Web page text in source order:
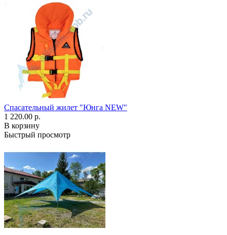
Спасательный жилет "Юнга NEW"
1 220.00 р.
В корзину
Быстрый просмотр